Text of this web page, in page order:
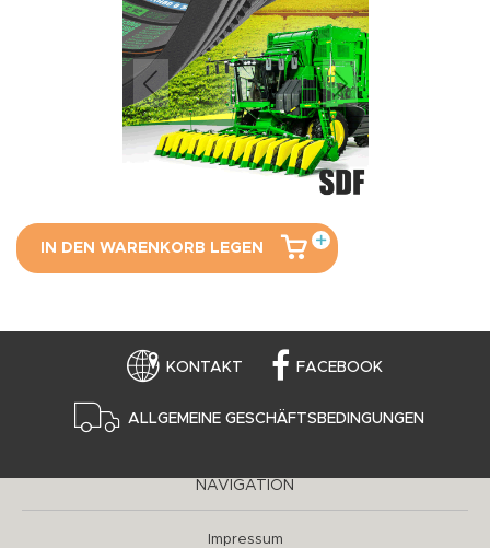
IN DEN WARENKORB LEGEN
KONTAKT FACEBOOK
ALLGEMEINE GESCHÄFTSBEDINGUNGEN
NAVIGATION
Impressum